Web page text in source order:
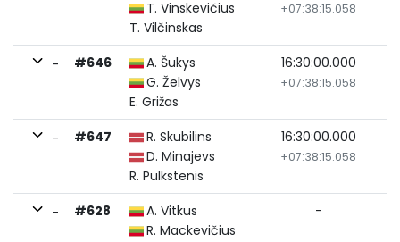
T. Vinskevičius
T. Vilčinskas
+07:38:15.058
- #646
A. Šukys
G. Želvys
E. Grižas
16:30:00.000
+07:38:15.058
- #647
R. Skubilins
D. Minajevs
R. Pulkstenis
16:30:00.000
+07:38:15.058
- #628
A. Vitkus
R. Mackevičius
-